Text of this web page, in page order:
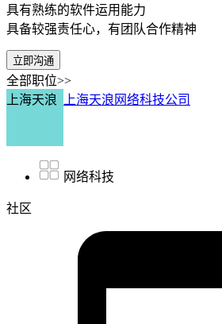
具有熟练的软件运用能力
具备较强责任心，有团队合作精神
立即沟通
全部职位>>
上海天浪
上海天浪网络科技公司
网络科技
社区